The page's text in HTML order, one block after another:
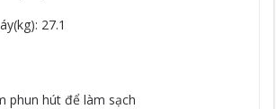
27.1
phun hút để làm sạch